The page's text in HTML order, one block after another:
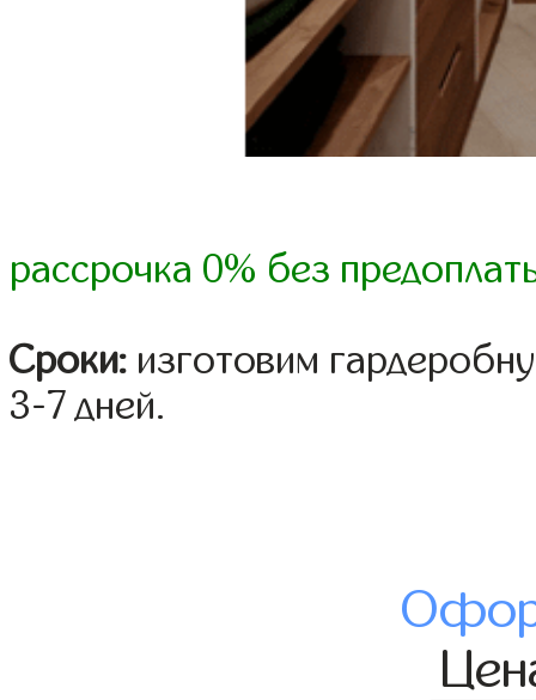
рассрочка 0% без
Сроки: изготовим
3-7 дней.